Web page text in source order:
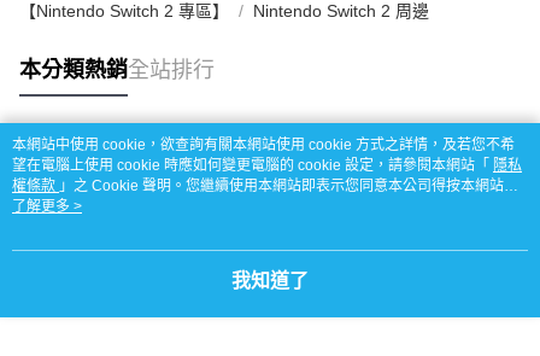
【Nintendo Switch 2 專區】 Nintendo Switch 2 周邊
本分類熱銷全站排行
熱門標籤
本網站中使用 cookie，欲查詢有關本網站使用 cookie 方式之詳情，及若您不希
望在電腦上使用 cookie 時應如何變更電腦的 cookie 設定，請參閱本網站「 隱私
權條款 」之 Cookie 聲明。您繼續使用本網站即表示您同意本公司得按本網站使
用條款之 Cookie 聲明使用 cookie。
了解更多 >
我知道了